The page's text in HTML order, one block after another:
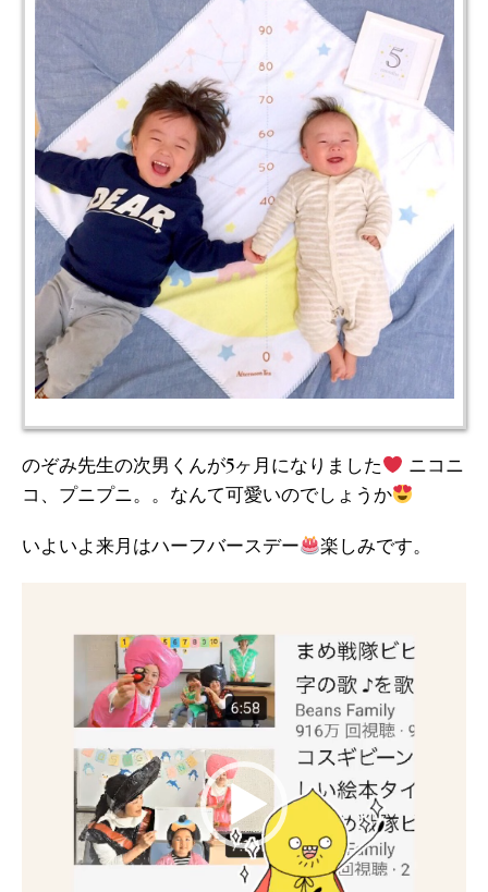
のぞみ先生の次男くんが5ヶ月になりました
ニコニ
コ、プニプニ。。なんて可愛いのでしょうか
いよいよ来月はハーフバースデー 楽しみです。